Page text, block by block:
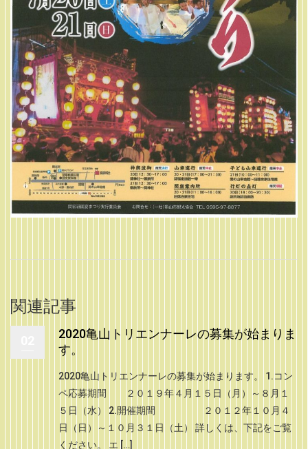
関連記事
2020亀山トリエンナーレの募集が始まりま
す。
2020亀山トリエンナーレの募集が始まります。 1.コン
ペ応募期間 ２０１９年４月１５日（月）～８月１
５日（水） 2.開催期間 ２０１２年１０月４
日（日）～１０月３１日（土） 詳しくは、下記をご覧
ください。 エ […]